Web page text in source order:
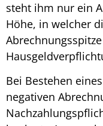
steht ihm nur ein
Höhe, in welcher
Abrechnungsspitze
Bei Bestehen
negativen